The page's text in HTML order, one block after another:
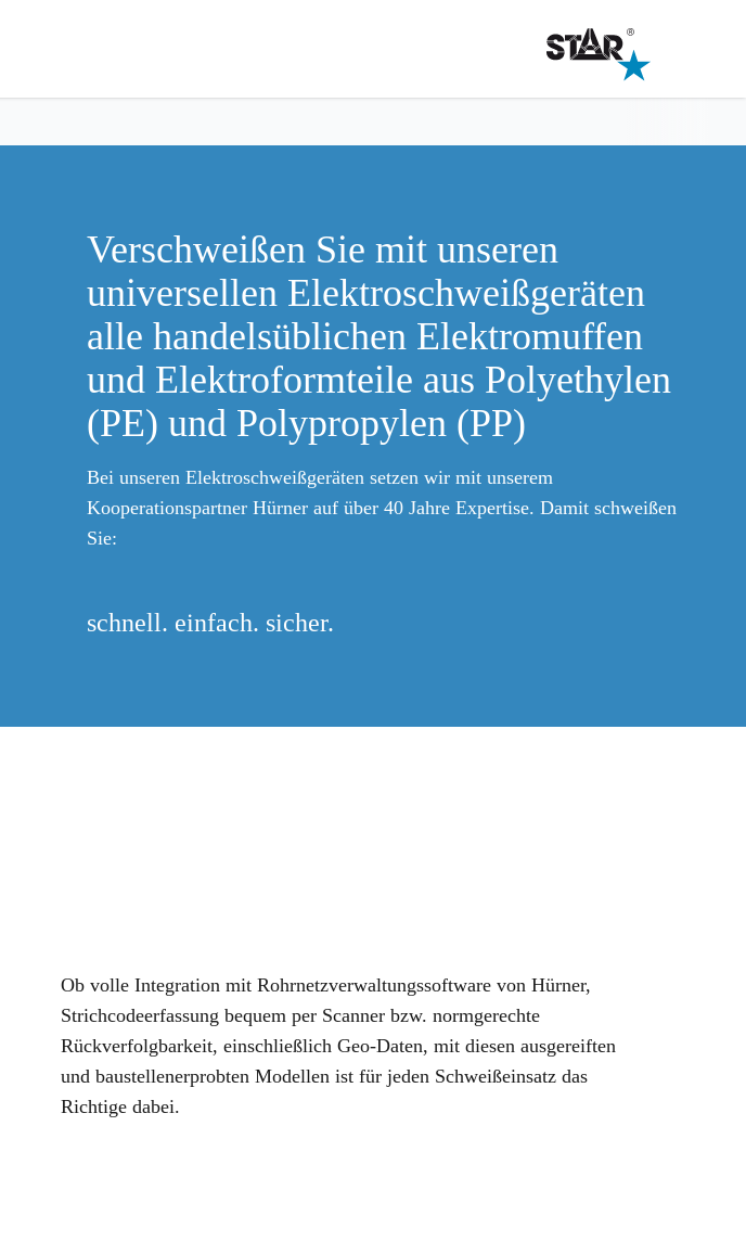
Verschweißen Sie mit unseren
universellen Elektroschweißgeräten
alle handelsüblichen Elektromuffen
und Elektroformteile aus Polyethylen
(PE) und Polypropylen (PP)
Bei unseren Elektroschweißgeräten setzen wir mit unserem
Kooperationspartner Hürner auf über 40 Jahre Expertise. Damit schweißen
Sie:
schnell. einfach. sicher.
Ob volle Integration mit Rohrnetzverwaltungssoftware von Hürner,
Strichcodeerfassung bequem per Scanner bzw. normgerechte
Rückverfolgbarkeit, einschließlich Geo-Daten, mit diesen ausgereiften
und baustellenerprobten Modellen ist für jeden Schweißeinsatz das
Richtige dabei.